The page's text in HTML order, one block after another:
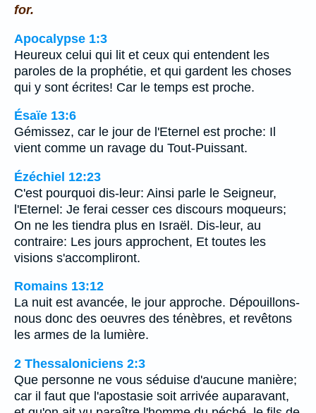
for.
Apocalypse 1:3
Heureux celui qui lit et ceux qui entendent les
paroles de la prophétie, et qui gardent les choses
qui y sont écrites! Car le temps est proche.
Ésaïe 13:6
Gémissez, car le jour de l'Eternel est proche: Il
vient comme un ravage du Tout-Puissant.
Ézéchiel 12:23
C'est pourquoi dis-leur: Ainsi parle le Seigneur,
l'Eternel: Je ferai cesser ces discours moqueurs;
On ne les tiendra plus en Israël. Dis-leur, au
contraire: Les jours approchent, Et toutes les
visions s'accompliront.
Romains 13:12
La nuit est avancée, le jour approche. Dépouillons-
nous donc des oeuvres des ténèbres, et revêtons
les armes de la lumière.
2 Thessaloniciens 2:3
Que personne ne vous séduise d'aucune manière;
car il faut que l'apostasie soit arrivée auparavant,